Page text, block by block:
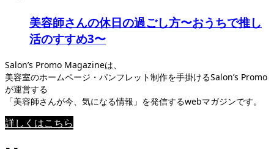
美容師さんの休日の過ごし方〜おうちで推し
活のすすめ3〜
Salon’s Promo Magazineは、
美容室のホームページ・パンフレット制作を手掛けるSalon’s Promo
が運営する
「美容師さんが今、気になる情報」を発信するwebマガジンです。
詳しくはこちら